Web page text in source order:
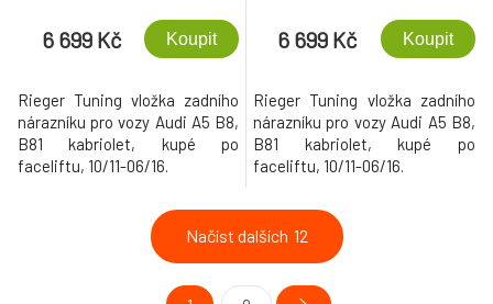
koncovky na obou stranách
6 699 Kč Koupit
Rieger Tuning vložka zadního
nárazníku pro vozy Audi A5 B8,
B81 kabriolet, kupé po
faceliftu, 10/11-06/16.
koncovky na obou stranách
115x85 mm
6 699 Kč Koupit
Rieger Tuning vložka zadního
nárazníku pro vozy Audi A5 B8,
B81 kabriolet, kupé po
faceliftu, 10/11-06/16.
Načíst dalších 12